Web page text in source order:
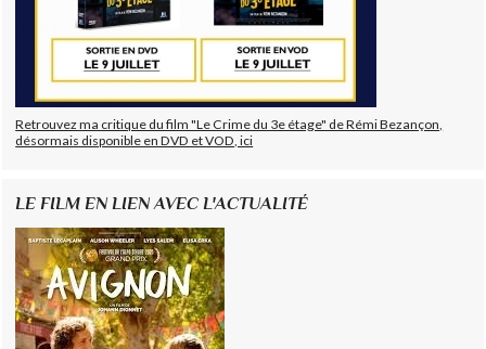
Retrouvez ma critique du film "Le Crime du 3e étage" de Rémi Bezançon,
désormais disponible en DVD et VOD, ici
LE FILM EN LIEN AVEC L'ACTUALITÉ